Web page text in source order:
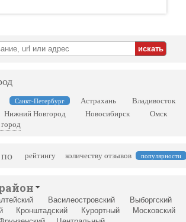
Санкт-Петербург Астрахань Владивосток
Нижний Новгород Новосибирск Омск
рейтингу количеству отзывов популярности
Василеостровский Выборгский
Кронштадский Курортный Московский